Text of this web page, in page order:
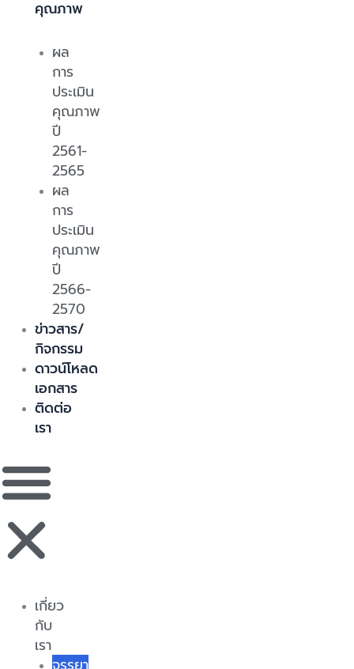
คุณภาพ
ผล
การ
ประเมิน
คุณภาพ
ปี
2561-
2565
ผล
การ
ประเมิน
คุณภาพ
ปี
2566-
2570
ข่าวสาร/
กิจกรรม
ดาวน์โหลด
เอกสาร
ติดต่อ
เรา
เกี่ยว
กับ
เรา